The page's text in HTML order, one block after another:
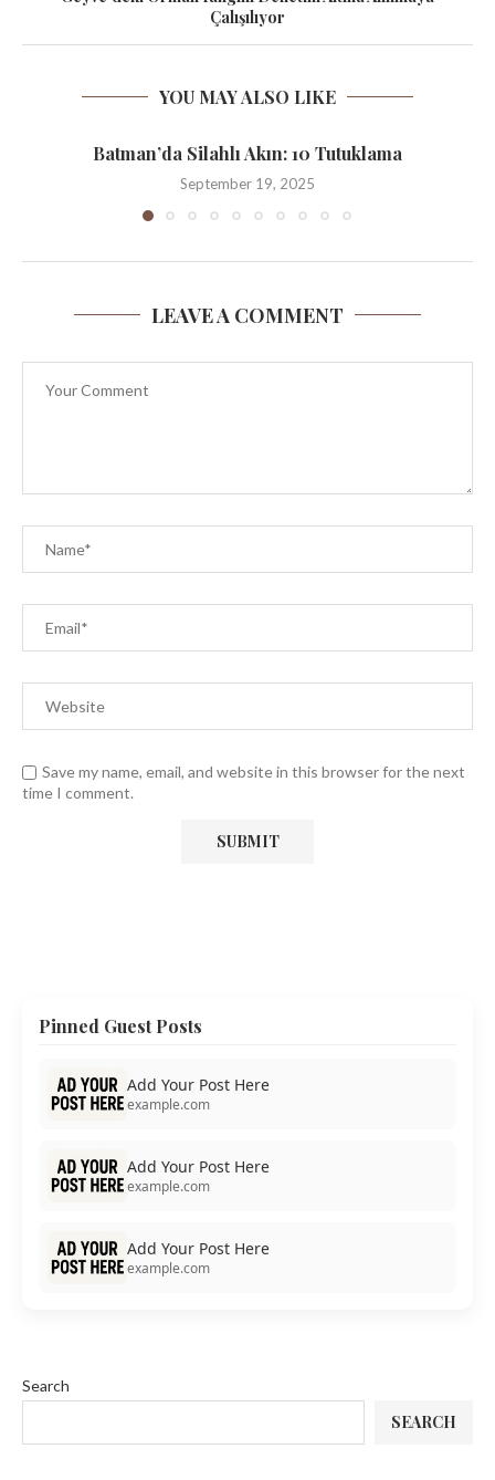
Çalışılıyor
YOU MAY ALSO LIKE
Batman’da Silahlı Akın: 10 Tutuklama
September 19, 2025
LEAVE A COMMENT
Save my name, email, and website in this browser for the next
time I comment.
Pinned Guest Posts
Add Your Post Here
example.com
Add Your Post Here
example.com
Add Your Post Here
example.com
Search
SEARCH